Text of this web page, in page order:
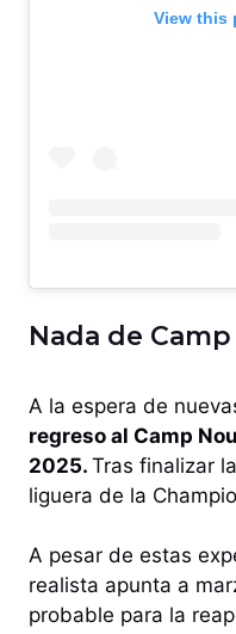
View this
Nada de
A la espera de
regreso al Camp
2025. Tras finalizar
liguera de la
A pesar de estas
realista apunta a
probable para la